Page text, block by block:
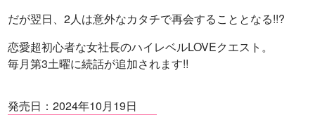
だが翌日、2人は意外なカタチで再会することとなる!!?
恋愛超初心者な女社長のハイレベルLOVEクエスト。
毎月第3土曜に続話が追加されます!!
発売日：2024年10月19日